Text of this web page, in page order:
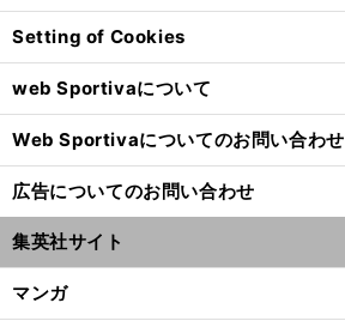
Setting of Cookies
web Sportivaについて
Web Sportivaについてのお問い合わせ
広告についてのお問い合わせ
集英社サイト
マンガ